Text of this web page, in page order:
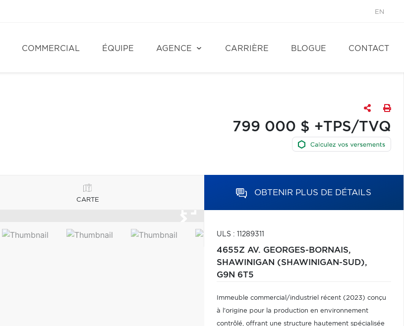
EN
COMMERCIAL ÉQUIPE AGENCE CARRIÈRE BLOGUE CONTACT
799 000 $ +TPS/TVQ
CARTE
OBTENIR PLUS DE DÉTAILS
ULS : 11289311
4655Z AV. GEORGES-BORNAIS,
SHAWINIGAN (SHAWINIGAN-SUD),
G9N 6T5
Immeuble commercial/industriel récent (2023) conçu
à l'origine pour la production en environnement
contrôlé, offrant une structure hautement spécialisée